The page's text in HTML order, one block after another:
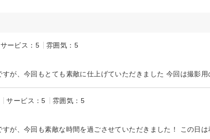
サービス：5 雰囲気：5
サービス：5 雰囲気：5